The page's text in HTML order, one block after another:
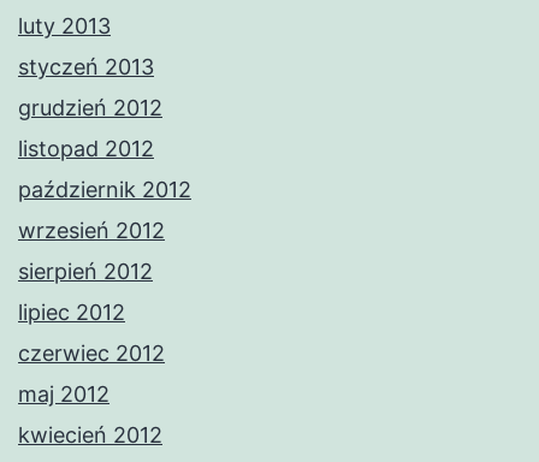
luty 2013
styczeń 2013
grudzień 2012
listopad 2012
październik 2012
wrzesień 2012
sierpień 2012
lipiec 2012
czerwiec 2012
maj 2012
kwiecień 2012